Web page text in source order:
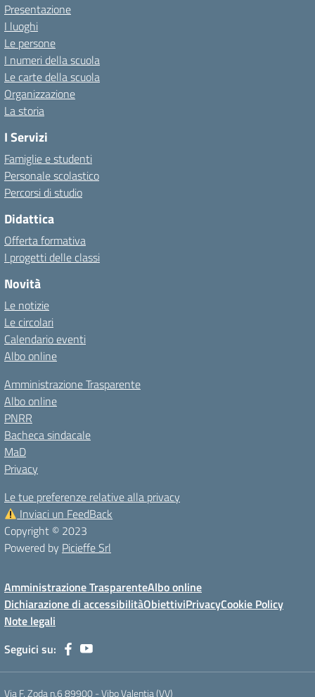
Presentazione
I luoghi
Le persone
I numeri della scuola
Le carte della scuola
Organizzazione
La storia
I Servizi
Famiglie e studenti
Personale scolastico
Percorsi di studio
Didattica
Offerta formativa
I progetti delle classi
Novità
Le notizie
Le circolari
Calendario eventi
Albo online
Amministrazione Trasparente
Albo online
PNRR
Bacheca sindacale
MaD
Privacy
Le tue preferenze relative alla privacy
Inviaci un FeedBack
Copyright © 2023
Powered by Picieffe Srl
Amministrazione TrasparenteAlbo online
Dichiarazione di accessibilitàObiettiviPrivacyCookie Policy
Note legali
Seguici su:
Via F. Zoda n.6 89900 - Vibo Valentia (VV)